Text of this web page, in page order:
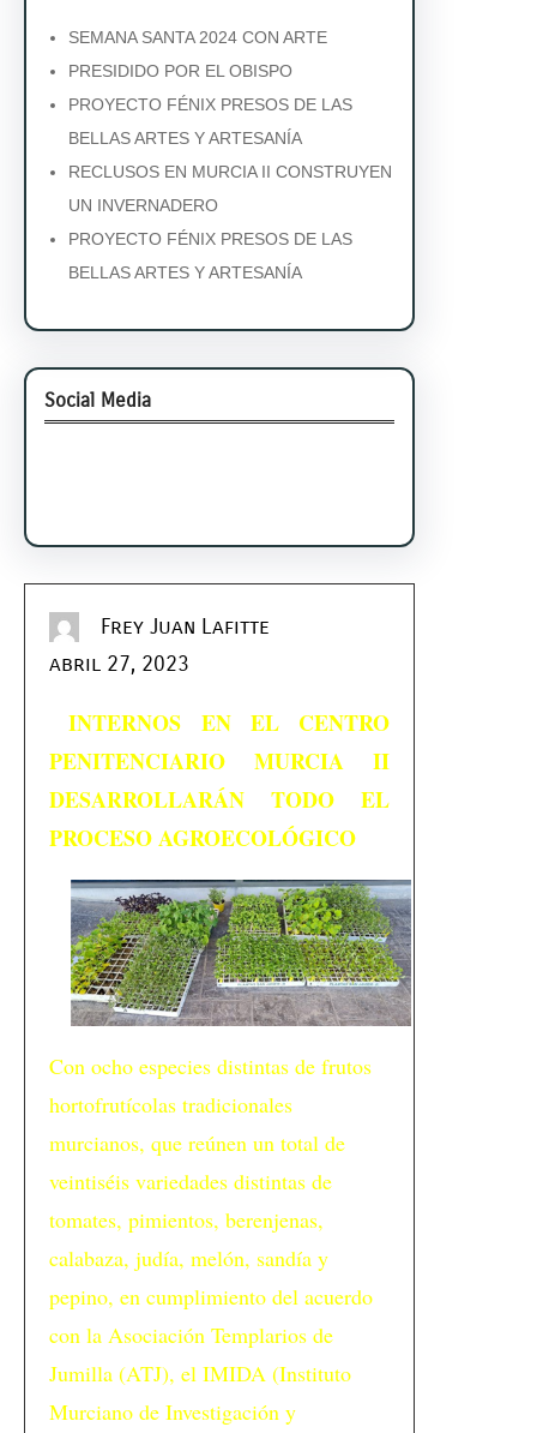
SEMANA SANTA 2024 CON ARTE
PRESIDIDO POR EL OBISPO
PROYECTO FÉNIX PRESOS DE LAS
BELLAS ARTES Y ARTESANÍA
RECLUSOS EN MURCIA II CONSTRUYEN
UN INVERNADERO
PROYECTO FÉNIX PRESOS DE LAS
BELLAS ARTES Y ARTESANÍA
Social Media
Frey Juan Lafitte
abril 27, 2023
INTERNOS EN EL CENTRO
PENITENCIARIO MURCIA II
DESARROLLARÁN TODO EL
PROCESO AGROECOLÓGICO
Con ocho especies distintas de frutos
hortofrutícolas tradicionales
murcianos, que reúnen un total de
veintiséis variedades distintas de
tomates, pimientos, berenjenas,
calabaza, judía, melón, sandía y
pepino, en cumplimiento del acuerdo
con la Asociación Templarios de
Jumilla (ATJ), el IMIDA (Instituto
Murciano de Investigación y